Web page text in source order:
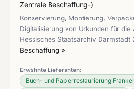
Zentrale Beschaffung-)
Konservierung, Montierung,
Digitalisierung von Urkunden für die
Hessisches Staatsarchiv Darmstadt
Beschaffung »
Erwähnte Lieferanten:
Buch- und Papierrestaurierung